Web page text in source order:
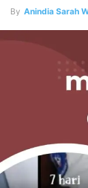
By Anindia Sarah